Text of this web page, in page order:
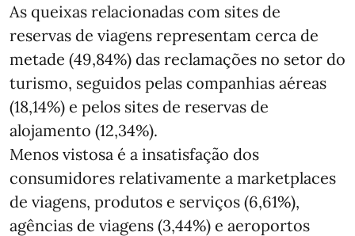
As queixas relacionadas com sites de
reservas de viagens representam cerca de
metade (49,84%) das reclamações no setor do
turismo, seguidos pelas companhias aéreas
(18,14%) e pelos sites de reservas de
alojamento (12,34%).
Menos vistosa é a insatisfação dos
consumidores relativamente a marketplaces
de viagens, produtos e serviços (6,61%),
agências de viagens (3,44%) e aeroportos